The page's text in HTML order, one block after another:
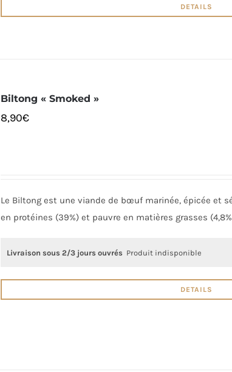
DETAILS
Biltong « Smoked »
8,90€
Le Biltong est une viande de bœuf marinée, épicée et
en protéines (39%) et pauvre en matières grasses
Livraison sous 2/3 jours ouvrés Produit indisponible
DETAILS